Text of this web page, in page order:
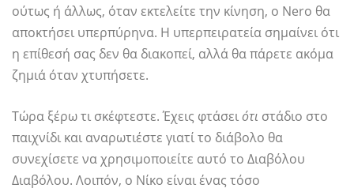
ούτως ή άλλως, όταν εκτελείτε την κίνηση, ο Nero θα
αποκτήσει υπερπύρηνα. Η υπερπειρατεία σημαίνει ότι
η επίθεσή σας δεν θα διακοπεί, αλλά θα πάρετε ακόμα
ζημιά όταν χτυπήσετε.
Τώρα ξέρω τι σκέφτεστε. Έχεις φτάσειότι στάδιο στο
παιχνίδι και αναρωτιέστε γιατί το διάβολο θα
συνεχίσετε να χρησιμοποιείτε αυτό το Διαβόλου
Διαβόλου. Λοιπόν, ο Νίκο είναι ένας τόσο